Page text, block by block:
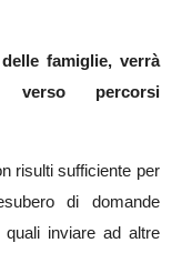
famiglie, verrà
verso percorsi
risulti sufficiente per
di domande
inviare ad altre